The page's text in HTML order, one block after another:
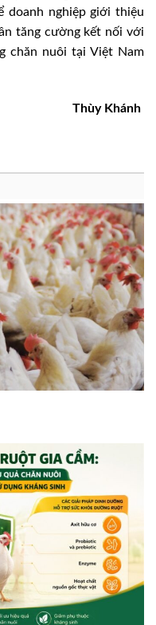
doanh nghiệp giới thiệu
tăng cường kết nối với
chăn nuôi tại Việt Nam
Thùy Khánh